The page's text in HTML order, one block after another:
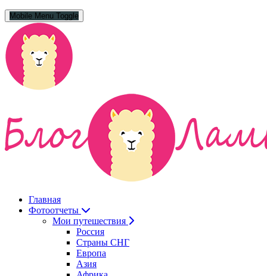
Mobile Menu Toggle
Главная
Фотоотчеты
Мои путешествия
Россия
Страны СНГ
Европа
Азия